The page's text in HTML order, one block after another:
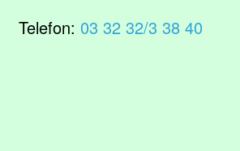
Telefon: 03 32 32/3 38 40